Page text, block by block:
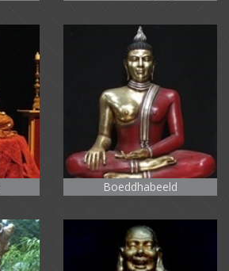
Boeddhabeeld